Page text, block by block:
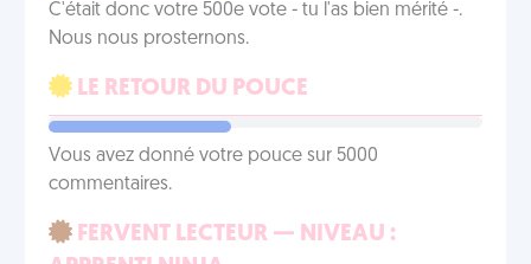
C'était donc votre 500e vote - tu l'as bien mérité -.
Nous nous prosternons.
LE RETOUR DU POUCE
Vous avez donné votre pouce sur 5000
commentaires.
FERVENT LECTEUR — NIVEAU :